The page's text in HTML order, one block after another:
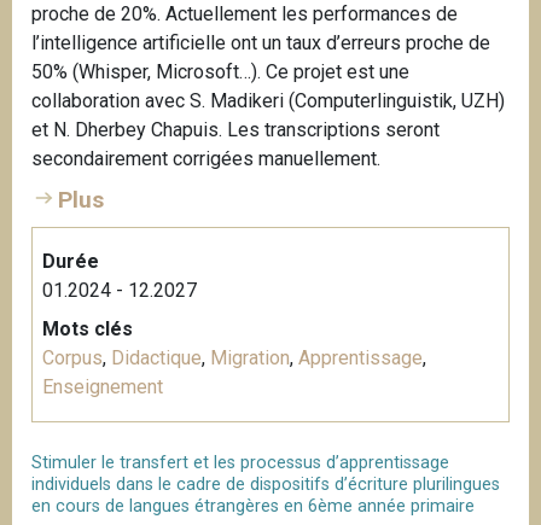
proche de 20%. Actuellement les performances de
l’intelligence artificielle ont un taux d’erreurs proche de
50% (Whisper, Microsoft…). Ce projet est une
collaboration avec S. Madikeri (Computerlinguistik, UZH)
et N. Dherbey Chapuis. Les transcriptions seront
secondairement corrigées manuellement.
Plus
Durée
01.2024 - 12.2027
Mots clés
Corpus, Didactique, Migration, Apprentissage,
Enseignement
Stimuler le transfert et les processus d’apprentissage
individuels dans le cadre de dispositifs d’écriture plurilingues
en cours de langues étrangères en 6ème année primaire